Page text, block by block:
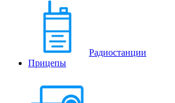
Радиостанции
Прицепы